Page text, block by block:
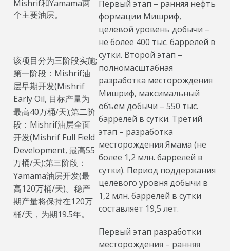
Mishrif和Yamama两
个主要油层。
该项目分为三阶段实施;
第一阶段：Mishrif油
层早期开发(Mishrif
Early Oil, 目标产量为
最高40万桶/天);第二阶
段：Mishrif油层全面
开发(Mishrif Full Field
Development, 最高55
万桶/天);第三阶段：
Yamama油层开发(最
高120万桶/天)。稳产
期产量将保持在120万
桶/天，为期19.5年。
Первый этап – ранняя нефть
формации Мишриф,
целевой уровень добычи –
не более 400 тыс. баррелей в
сутки. Второй этап –
полномасштабная
разработка месторождения
Мишриф, максимальный
объем добычи – 550 тыс.
баррелей в сутки. Третий
этап – разработка
месторождения Ямама (не
более 1,2 млн. баррелей в
сутки). Период поддержания
целевого уровня добычи в
1,2 млн. баррелей в сутки
составляет 19,5 лет.
Первый этап разработки
месторождения – ранняя